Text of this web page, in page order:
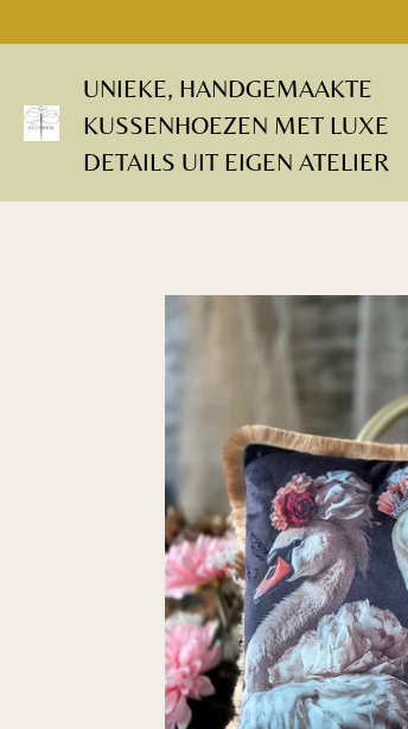
direct
de
hoofdinhoud
UNIEKE, HANDGEMAAKTE
KUSSENHOEZEN MET LUXE
DETAILS UIT EIGEN ATELIER